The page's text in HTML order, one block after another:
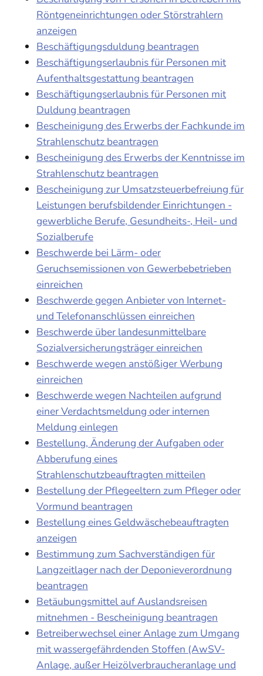
Röntgeneinrichtungen oder Störstrahlern
anzeigen
Beschäftigungsduldung beantragen
Beschäftigungserlaubnis für Personen mit
Aufenthaltsgestattung beantragen
Beschäftigungserlaubnis für Personen mit
Duldung beantragen
Bescheinigung des Erwerbs der Fachkunde im
Strahlenschutz beantragen
Bescheinigung des Erwerbs der Kenntnisse im
Strahlenschutz beantragen
Bescheinigung zur Umsatzsteuerbefreiung für
Leistungen berufsbildender Einrichtungen -
gewerbliche Berufe, Gesundheits-, Heil- und
Sozialberufe
Beschwerde bei Lärm- oder
Geruchsemissionen von Gewerbebetrieben
einreichen
Beschwerde gegen Anbieter von Internet-
und Telefonanschlüssen einreichen
Beschwerde über landesunmittelbare
Sozialversicherungsträger einreichen
Beschwerde wegen anstößiger Werbung
einreichen
Beschwerde wegen Nachteilen aufgrund
einer Verdachtsmeldung oder internen
Meldung einlegen
Bestellung, Änderung der Aufgaben oder
Abberufung eines
Strahlenschutzbeauftragten mitteilen
Bestellung der Pflegeeltern zum Pfleger oder
Vormund beantragen
Bestellung eines Geldwäschebeauftragten
anzeigen
Bestimmung zum Sachverständigen für
Langzeitlager nach der Deponieverordnung
beantragen
Betäubungsmittel auf Auslandsreisen
mitnehmen - Bescheinigung beantragen
Betreiberwechsel einer Anlage zum Umgang
mit wassergefährdenden Stoffen (AwSV-
Anlage, außer Heizölverbraucheranlage und